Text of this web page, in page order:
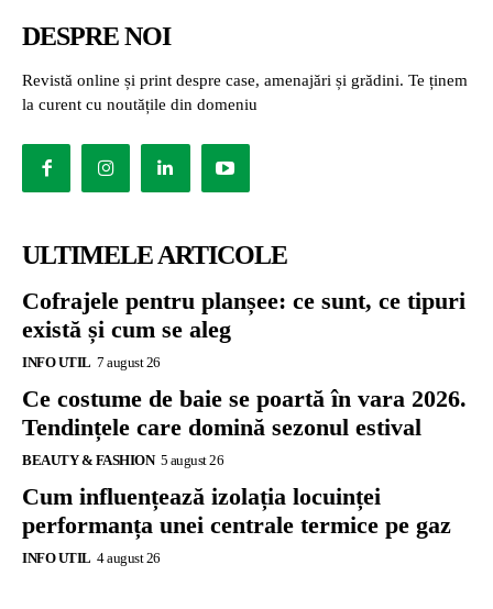
DESPRE NOI
Revistă online și print despre case, amenajări și grădini. Te ținem
la curent cu noutățile din domeniu
ULTIMELE ARTICOLE
Cofrajele pentru planșee: ce sunt, ce tipuri
există și cum se aleg
INFO UTIL 7 august 26
Ce costume de baie se poartă în vara 2026.
Tendințele care domină sezonul estival
BEAUTY & FASHION 5 august 26
Cum influențează izolația locuinței
performanța unei centrale termice pe gaz
INFO UTIL 4 august 26